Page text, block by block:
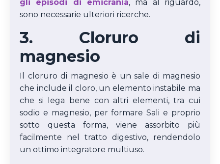
gli episodi di emicrania, ma al riguardo,
sono necessarie ulteriori ricerche.
3. Cloruro di
magnesio
Il cloruro di magnesio è un sale di magnesio
che include il cloro, un elemento instabile ma
che si lega bene con altri elementi, tra cui
sodio e magnesio, per formare Sali e proprio
sotto questa forma, viene assorbito più
facilmente nel tratto digestivo, rendendolo
un ottimo integratore multiuso.